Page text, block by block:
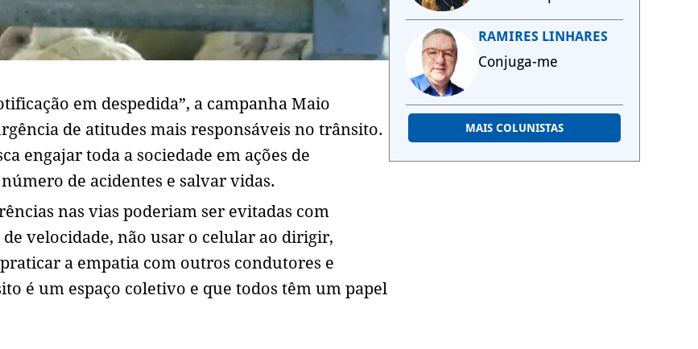
em despedida”, a campanha Maio
de atitudes mais responsáveis no trânsito.
engajar toda a sociedade em ações de
de acidentes e salvar vidas.
nas vias poderiam ser evitadas com
velocidade, não usar o celular ao dirigir,
a empatia com outros condutores e
é um espaço coletivo e que todos têm um papel
RAMIRES LINHARES
Conjuga-me
MAIS COLUNISTAS